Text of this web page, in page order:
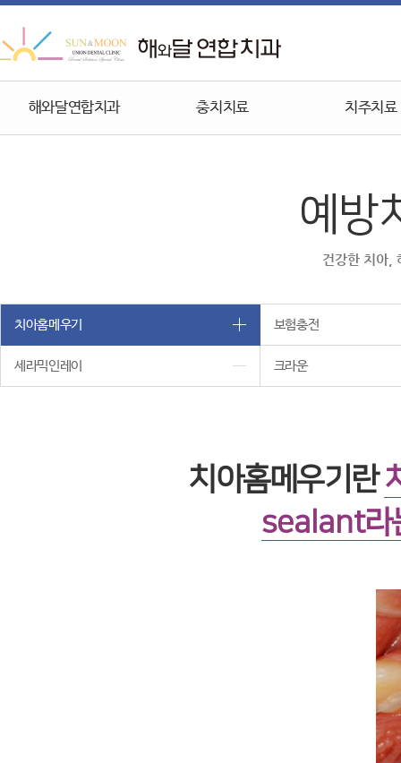
해와달연합치과 충치치료 치주치료
예방
건강한 치아,
치아홈메우기 보험충전
세라믹인레이 크라운
치아홈메우기란
sealant라